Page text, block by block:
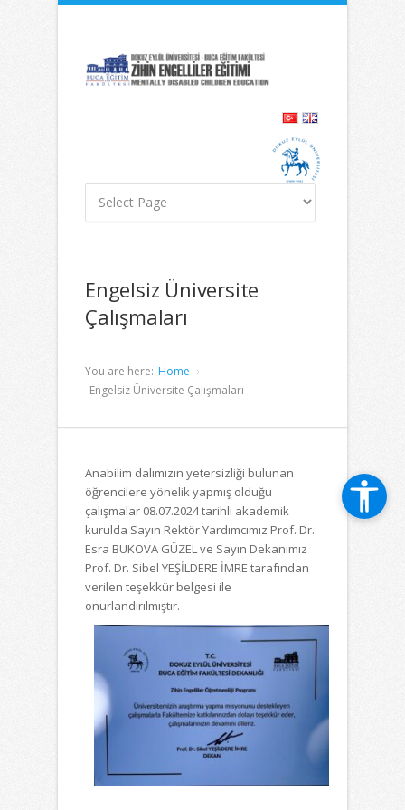
Navigasyona
Engelsiz Üniversite
Çalışmaları
You are here: Home
Engelsiz Üniversite Çalışmaları
Anabilim dalımızın yetersizliği bulunan
öğrencilere yönelik yapmış olduğu
çalışmalar 08.07.2024 tarihli akademik
kurulda Sayın Rektör Yardımcımız Prof. Dr.
Esra BUKOVA GÜZEL ve Sayın Dekanımız
Prof. Dr. Sibel YEŞİLDERE İMRE tarafından
verilen teşekkür belgesi ile
onurlandırılmıştır.